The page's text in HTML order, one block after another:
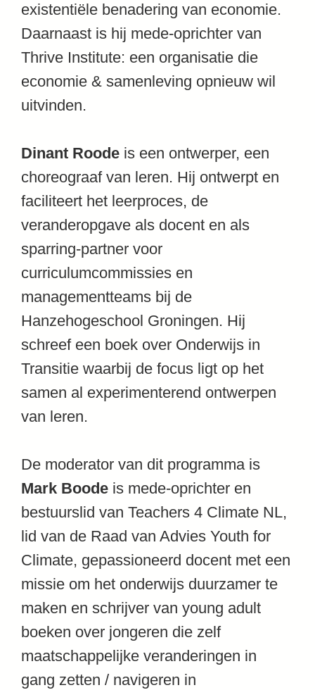
existentiële benadering van economie.
Daarnaast is hij mede-oprichter van
Thrive Institute: een organisatie die
economie & samenleving opnieuw wil
uitvinden.
Dinant Roode is een ontwerper, een
choreograaf van leren. Hij ontwerpt en
faciliteert het leerproces, de
veranderopgave als docent en als
sparring-partner voor
curriculumcommissies en
managementteams bij de
Hanzehogeschool Groningen. Hij
schreef een boek over Onderwijs in
Transitie waarbij de focus ligt op het
samen al experimenterend ontwerpen
van leren.
De moderator van dit programma is
Mark Boode is mede-oprichter en
bestuurslid van Teachers 4 Climate NL,
lid van de Raad van Advies Youth for
Climate, gepassioneerd docent met een
missie om het onderwijs duurzamer te
maken en schrijver van young adult
boeken over jongeren die zelf
maatschappelijke veranderingen in
gang zetten / navigeren in